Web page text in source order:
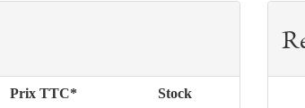
Prix TTC* Stock